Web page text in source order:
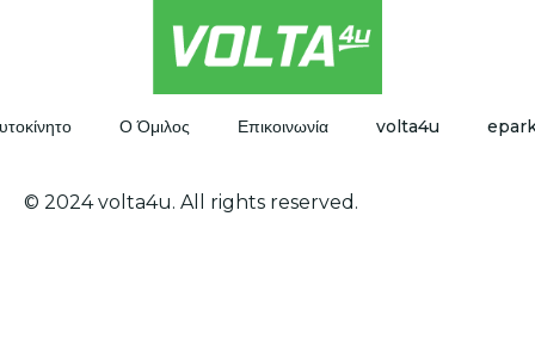
Ο Όμιλος Επικοινωνία volta4u
© 2024 volta4u. All rights reserved.